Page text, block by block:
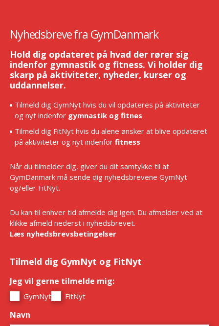
Nyhedsbreve fra GymDanmark
Hold dig opdateret på hvad der rører sig
indenfor gymnastik og fitness. Vi holder dig
skarp på aktiviteter, nyheder, kurser og
uddannelser.
Tilmeld dig GymNyt hvis du vil opdateres på aktiviteter
og nyt indenfor gymnastik og fitnes
Tilmeld dig FitNyt hvis du alene ønsker at blive opdateret
på aktiviteter og nyt indenfor fitness
Når du tilmelder dig, giver du dit samtykke til at
GymDanmark må sende dig nyhedsbrevene GymNyt
og/eller FitNyt.
Du kan til enhver tid afmelde dig igen. Du afmelder ved at
klikke afmeld nederst i nyhedsbrevet.
Læs nyhedsbrevsbetingelser
Tilmeld dig GymNyt og FitNyt
Jeg vil gerne tilmelde mig:
GymNyt FitNyt
Navn